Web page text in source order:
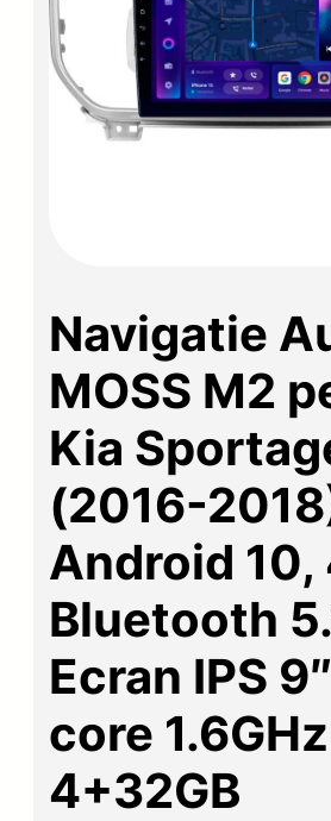
Navigatie
MOSS M2
Kia
(2016-
Android 10,
Bluetooth
Ecran IPS
core 1.6GHz
4+32GB